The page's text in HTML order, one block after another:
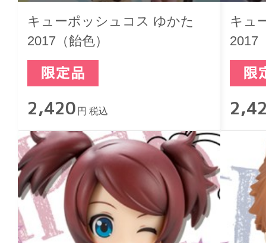
キューポッシュコス ゆかた
2017（飴色）
2,420 円 税込
キュ
2017